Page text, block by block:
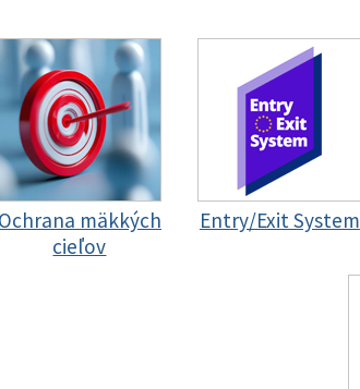
Ochrana mäkkých
cieľov
Entry/Exit System